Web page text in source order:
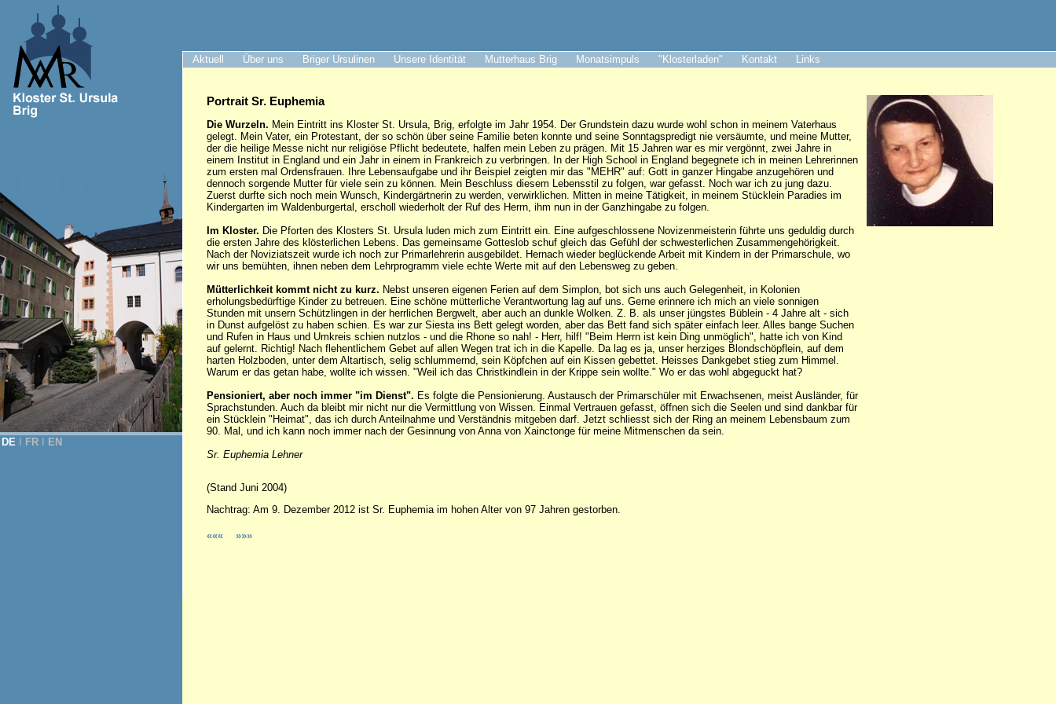
Aktuell Über uns Briger Ursulinen Unsere Identität Mutterhaus Brig Monatsimpuls "Klosterladen" Kontakt Links
DE FR EN
Portrait Sr. Euphemia
Die Wurzeln. Mein Eintritt ins Kloster St. Ursula, Brig, erfolgte im Jahr 1954. Der Grundstein dazu wurde wohl schon in meinem Vaterhaus
gelegt. Mein Vater, ein Protestant, der so schön über seine Familie beten konnte und seine Sonntagspredigt nie versäumte, und meine Mutter,
der die heilige Messe nicht nur religiöse Pflicht bedeutete, halfen mein Leben zu prägen. Mit 15 Jahren war es mir vergönnt, zwei Jahre in
einem Institut in England und ein Jahr in einem in Frankreich zu verbringen. In der High School in England begegnete ich in meinen Lehrerinnen
zum ersten mal Ordensfrauen. Ihre Lebensaufgabe und ihr Beispiel zeigten mir das "MEHR" auf: Gott in ganzer Hingabe anzugehören und
dennoch sorgende Mutter für viele sein zu können. Mein Beschluss diesem Lebensstil zu folgen, war gefasst. Noch war ich zu jung dazu.
Zuerst durfte sich noch mein Wunsch, Kindergärtnerin zu werden, verwirklichen. Mitten in meine Tätigkeit, in meinem Stücklein Paradies im
Kindergarten im Waldenburgertal, erscholl wiederholt der Ruf des Herrn, ihm nun in der Ganzhingabe zu folgen.
Im Kloster. Die Pforten des Klosters St. Ursula luden mich zum Eintritt ein. Eine aufgeschlossene Novizenmeisterin führte uns geduldig durch
die ersten Jahre des klösterlichen Lebens. Das gemeinsame Gotteslob schuf gleich das Gefühl der schwesterlichen Zusammengehörigkeit.
Nach der Noviziatszeit wurde ich noch zur Primarlehrerin ausgebildet. Hernach wieder beglückende Arbeit mit Kindern in der Primarschule, wo
wir uns bemühten, ihnen neben dem Lehrprogramm viele echte Werte mit auf den Lebensweg zu geben.
Mütterlichkeit kommt nicht zu kurz. Nebst unseren eigenen Ferien auf dem Simplon, bot sich uns auch Gelegenheit, in Kolonien
erholungsbedürftige Kinder zu betreuen. Eine schöne mütterliche Verantwortung lag auf uns. Gerne erinnere ich mich an viele sonnigen
Stunden mit unsern Schützlingen in der herrlichen Bergwelt, aber auch an dunkle Wolken. Z. B. als unser jüngstes Büblein - 4 Jahre alt - sich
in Dunst aufgelöst zu haben schien. Es war zur Siesta ins Bett gelegt worden, aber das Bett fand sich später einfach leer. Alles bange Suchen
und Rufen in Haus und Umkreis schien nutzlos - und die Rhone so nah! - Herr, hilf! "Beim Herrn ist kein Ding unmöglich", hatte ich von Kind
auf gelernt. Richtig! Nach flehentlichem Gebet auf allen Wegen trat ich in die Kapelle. Da lag es ja, unser herziges Blondschöpflein, auf dem
harten Holzboden, unter dem Altartisch, selig schlummernd, sein Köpfchen auf ein Kissen gebettet. Heisses Dankgebet stieg zum Himmel.
Warum er das getan habe, wollte ich wissen. "Weil ich das Christkindlein in der Krippe sein wollte." Wo er das wohl abgeguckt hat?
Pensioniert, aber noch immer "im Dienst". Es folgte die Pensionierung. Austausch der Primarschüler mit Erwachsenen, meist Ausländer, für
Sprachstunden. Auch da bleibt mir nicht nur die Vermittlung von Wissen. Einmal Vertrauen gefasst, öffnen sich die Seelen und sind dankbar für
ein Stücklein "Heimat", das ich durch Anteilnahme und Verständnis mitgeben darf. Jetzt schliesst sich der Ring an meinem Lebensbaum zum
90. Mal, und ich kann noch immer nach der Gesinnung von Anna von Xainctonge für meine Mitmenschen da sein.
Sr. Euphemia Lehner
(Stand Juni 2004)
Nachtrag: Am 9. Dezember 2012 ist Sr. Euphemia im hohen Alter von 97 Jahren gestorben.
««« »»»